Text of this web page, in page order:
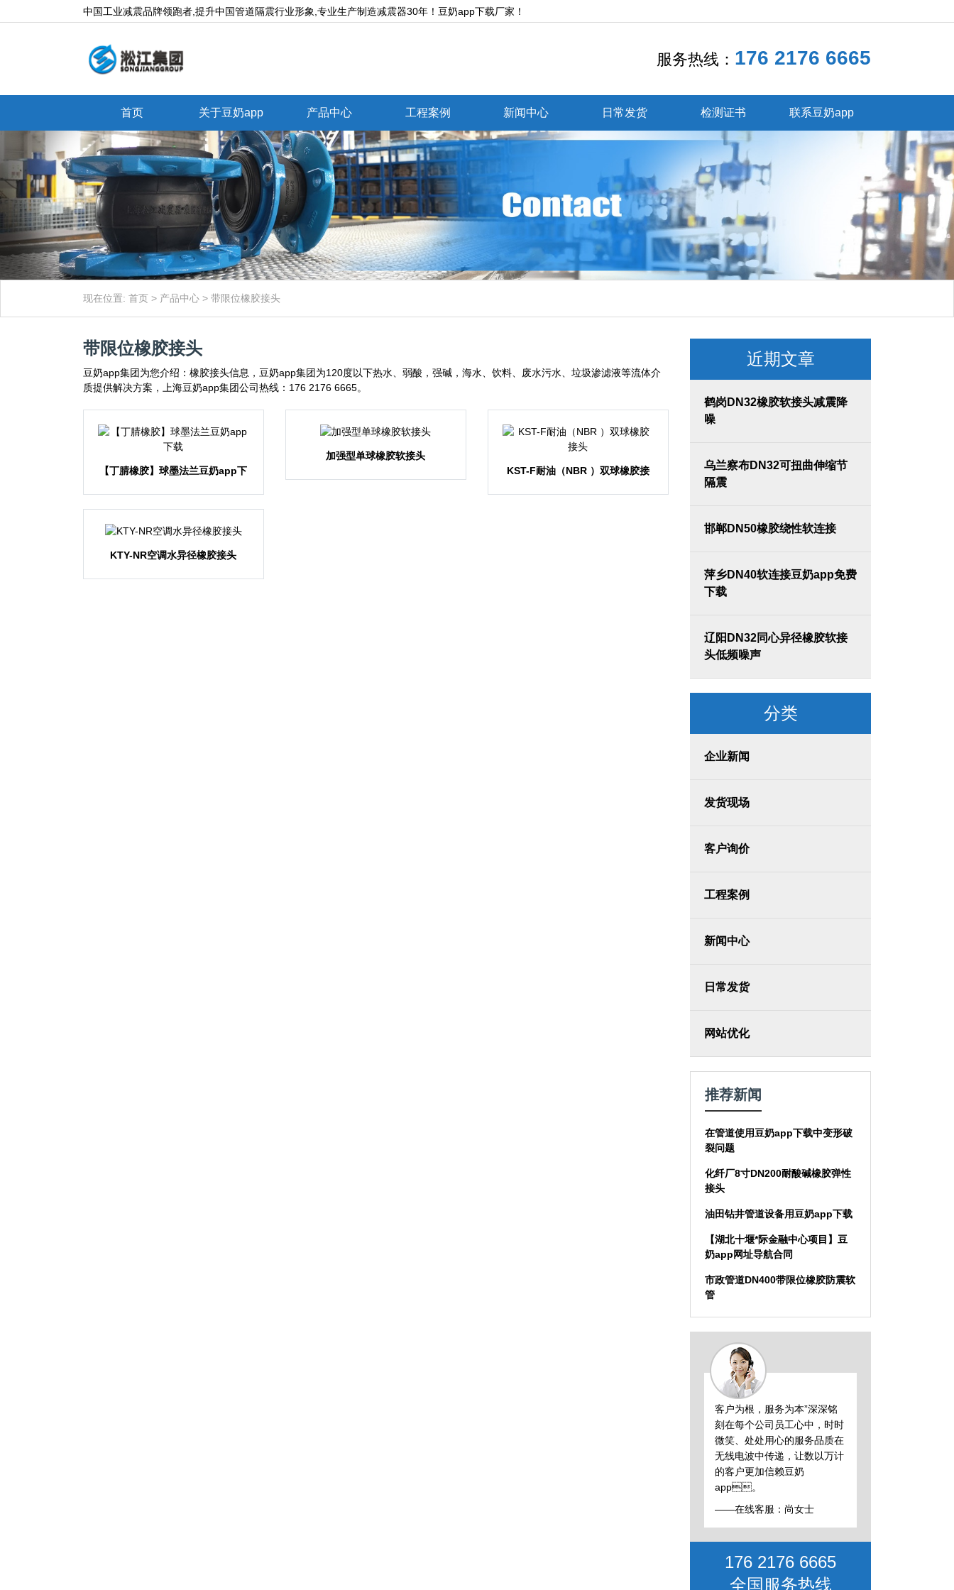
中国工业减震品牌领跑者,提升中国管道隔震行业形象,专业生产制造减震器30年！豆奶app下载厂家！
服务热线： 176 2176 6665
首页 关于豆奶app 产品中心 工程案例 新闻中心 日常发货 检测证书 联系豆奶app
现在位置: 首页 > 产品中心 > 带限位橡胶接头
带限位橡胶接头
豆奶app集团为您介绍：橡胶接头信息，豆奶app集团为120度以下热水、弱酸，强碱，海水、饮料、废水污水、垃圾渗滤液等流体介
质提供解决方案，上海豆奶app集团公司热线：176 2176 6665。
【丁腈橡胶】球墨法兰豆奶app下
加强型单球橡胶软接头
KST-F耐油（NBR ）双球橡胶接
KTY-NR空调水异径橡胶接头
近期文章
鹤岗DN32橡胶软接头减震降
噪
乌兰察布DN32可扭曲伸缩节
隔震
邯郸DN50橡胶绕性软连接
萍乡DN40软连接豆奶app免费
下载
辽阳DN32同心异径橡胶软接
头低频噪声
分类
企业新闻
发货现场
客户询价
工程案例
新闻中心
日常发货
网站优化
推荐新闻
在管道使用豆奶app下载中变形破
裂问题
化纤厂8寸DN200耐酸碱橡胶弹性
接头
油田钻井管道设备用豆奶app下载
【湖北十堰*际金融中心项目】豆
奶app网址导航合同
市政管道DN400带限位橡胶防震软
管
客户为根，服务为本”深深铭
刻在每个公司员工心中，时时
微笑、处处用心的服务品质在
无线电波中传递，让数以万计
的客户更加信赖豆奶
app。
——在线客服：尚女士
176 2176 6665
全国服务热线